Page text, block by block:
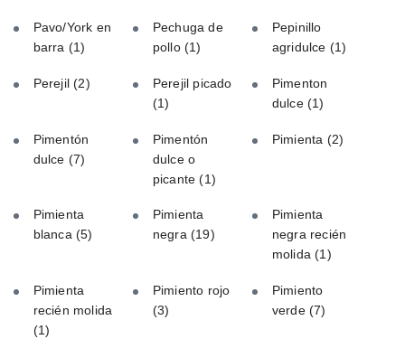
Pavo/York en
barra (1)
Pechuga de
pollo (1)
Pepinillo
agridulce (1)
Perejil(2)
Perejil picado
(1)
Pimenton
dulce(1)
Pimentón
dulce (7)
Pimentón
dulce o
picante(1)
Pimienta (2)
Pimienta
blanca (5)
Pimienta
negra (19)
Pimienta
negra recién
molida(1)
Pimienta
recién molida
(1)
Pimiento rojo
(3)
Pimiento
verde(7)